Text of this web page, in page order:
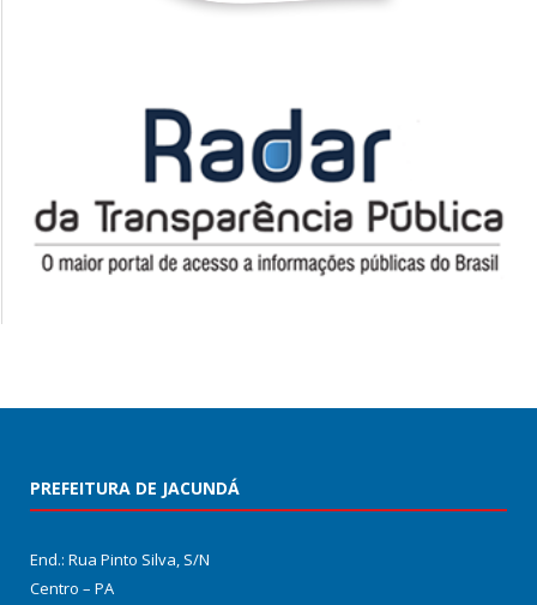
PREFEITURA DE JACUNDÁ
End.: Rua Pinto Silva, S/N
Centro – PA